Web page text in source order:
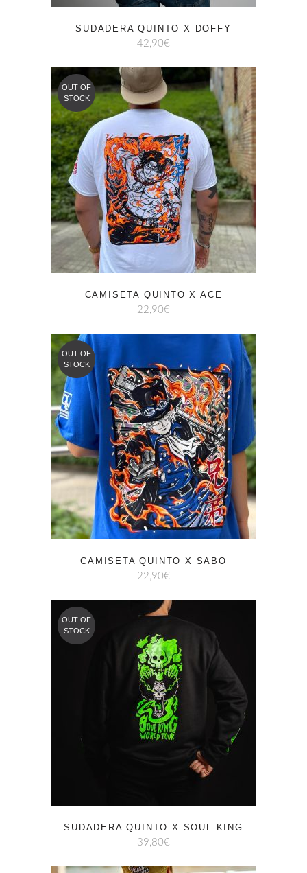
SUDADERA QUINTO X DOFFY
42,90€
OUT OF
STOCK
CAMISETA QUINTO X ACE
22,90€
OUT OF
STOCK
CAMISETA QUINTO X SABO
22,90€
OUT OF
STOCK
SUDADERA QUINTO X SOUL KING
39,80€